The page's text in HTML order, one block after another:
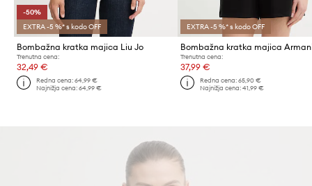
-50%
EXTRA -5 %* s kodo OFF
Bombažna kratka majica Liu Jo
Trenutna cena:
32,49 €
Redna cena:64,99 €
Najnižja cena:64,99 €
EXTRA -5 %* s kodo OFF
Trenutna cena:
37,99 €
Redna cena: 65,90 €
Najnižja cena: 41,99 €